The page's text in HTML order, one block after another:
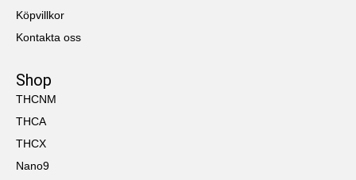
Köpvillkor
Kontakta oss
Shop
THCNM
THCA
THCX
Nano9